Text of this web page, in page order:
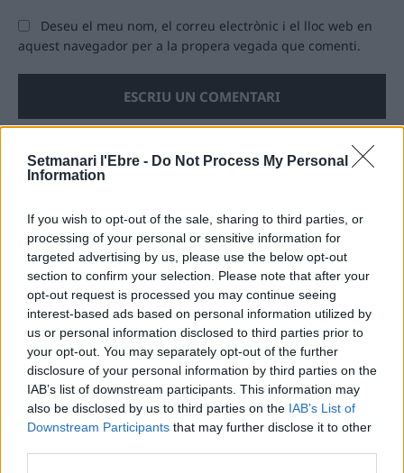
Setmanari l'Ebre - Do Not Process My Personal
Information
If you wish to opt-out of the sale, sharing to third parties, or
processing of your personal or sensitive information for
targeted advertising by us, please use the below opt-out
section to confirm your selection. Please note that after your
opt-out request is processed you may continue seeing
interest-based ads based on personal information utilized by
us or personal information disclosed to third parties prior to
your opt-out. You may separately opt-out of the further
disclosure of your personal information by third parties on the
IAB’s list of downstream participants. This information may
also be disclosed by us to third parties on the IAB’s List of
Downstream Participants that may further disclose it to other
Deseu el meu nom, el correu electrònic i el lloc web en
aquest navegador per a la propera vegada que comenti.
Els vestits de paper guanyen força
enguany amb més modistes i gairebé
40 peces a concurs
31 de juliol de 2026
“L’eclipsi serà una oportunitat també
per a gaudir de les Festes Majors
d’Amposta”
31 de juliol de 2026
Festes